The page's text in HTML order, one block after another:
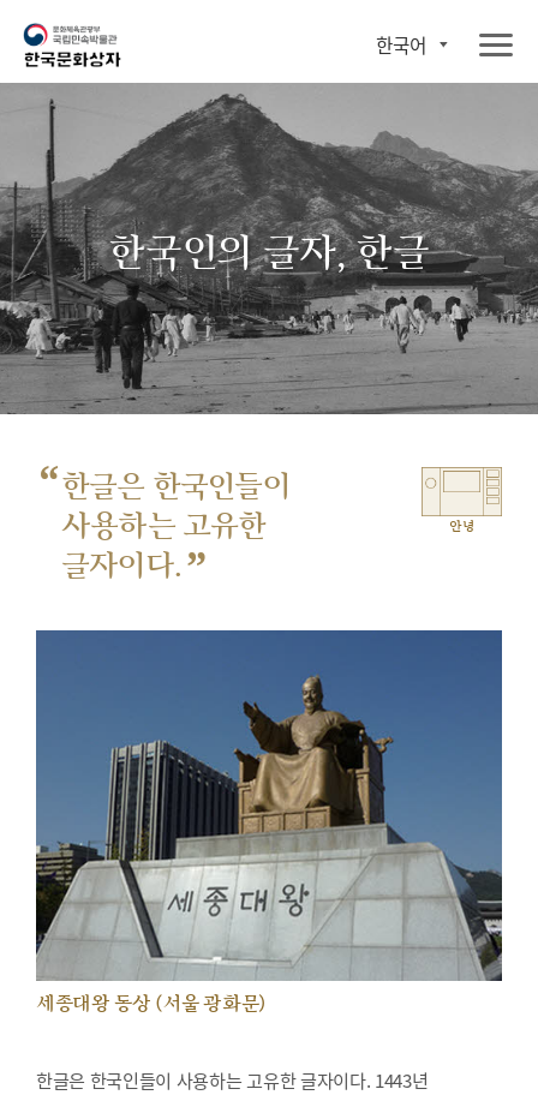
한국어
한국인의 글자, 한글
“한글은 한국인들이
사용하는 고유한
글자이다. ”
안녕
세종대왕 동상 (서울 광화문)
한글은 한국인들이 사용하는 고유한 글자이다. 1443년